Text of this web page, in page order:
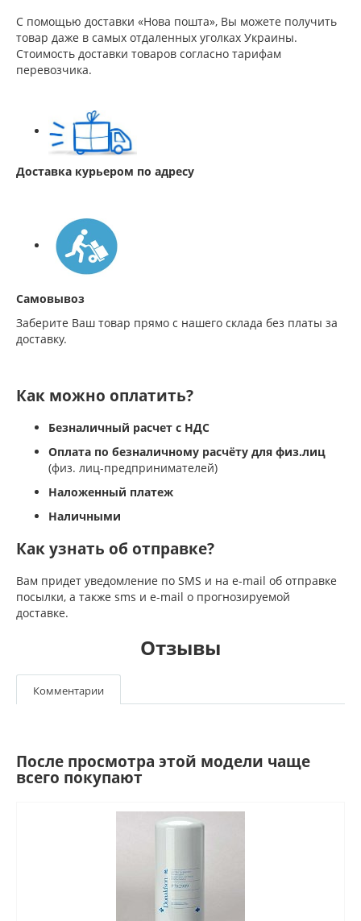
С помощью доставки «Нова пошта», Вы можете получить
товар даже в самых отдаленных уголках Украины.
Стоимость доставки товаров согласно тарифам
перевозчика.
Доставка курьером по адресу
Самовывоз
Заберите Ваш товар прямо с нашего склада без платы за
доставку.
Как можно оплатить?
Безналичный расчет с НДС
Оплата по безналичному расчёту для физ.лиц
(физ. лиц-предпринимателей)
Наложенный платеж
Наличными
Как узнать об отправке?
Вам придет уведомление по SMS и на e-mail об отправке
посылки, а также sms и e-mail о прогнозируемой
доставке.
Отзывы
Комментарии
После просмотра этой модели чаще
всего покупают